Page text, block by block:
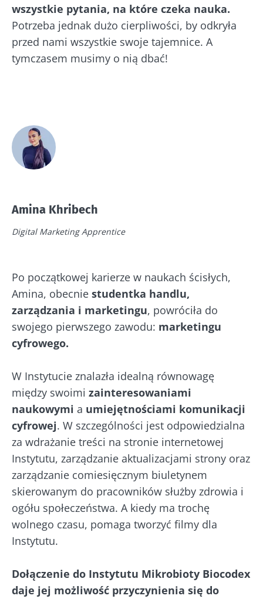
wszystkie pytania, na które czeka nauka.
Potrzeba jednak dużo cierpliwości, by odkryła
przed nami wszystkie swoje tajemnice. A
tymczasem musimy o nią dbać!
Amina Khribech
Digital Marketing Apprentice
Po początkowej karierze w naukach ścisłych,
Amina, obecnie studentka handlu,
zarządzania i marketingu, powróciła do
swojego pierwszego zawodu: marketingu
cyfrowego.
W Instytucie znalazła idealną równowagę
między swoimi zainteresowaniami
naukowymi a umiejętnościami komunikacji
cyfrowej. W szczególności jest odpowiedzialna
za wdrażanie treści na stronie internetowej
Instytutu, zarządzanie aktualizacjami strony oraz
zarządzanie comiesięcznym biuletynem
skierowanym do pracowników służby zdrowia i
ogółu społeczeństwa. A kiedy ma trochę
wolnego czasu, pomaga tworzyć filmy dla
Instytutu.
Dołączenie do Instytutu Mikrobioty Biocodex
daje jej możliwość przyczynienia się do